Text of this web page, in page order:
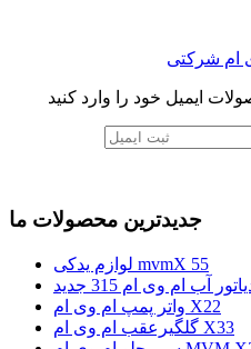
ام شرکتی
ایمیل خود را وارد کنید
جدیدترین محصولات ما
لوازم یدکی mvmX 55
آب ام وی ام 315 جدید
واتر پمپ ام وی ام X22
گلگیرعقب ام وی ام X33